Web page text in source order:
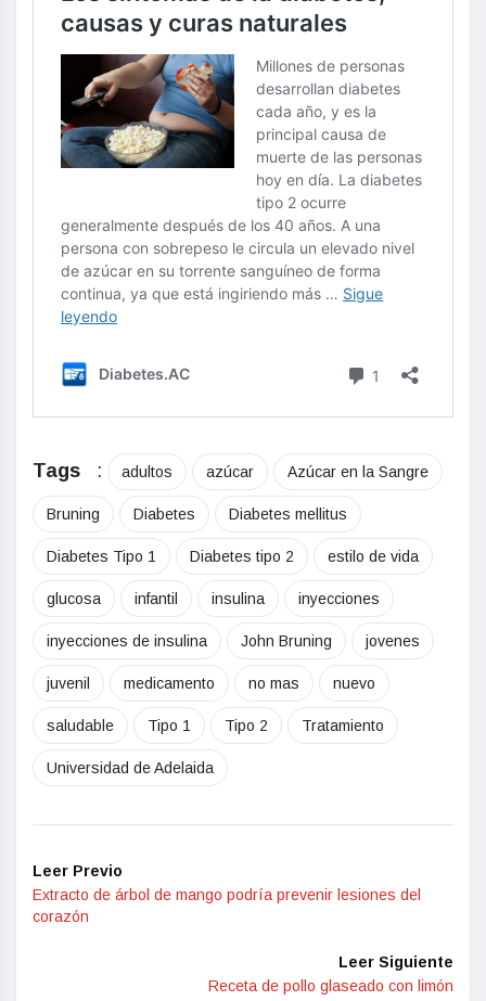
Tags : adultos azúcar Azúcar en la Sangre
Bruning Diabetes Diabetes mellitus
Diabetes Tipo 1 Diabetes tipo 2 estilo de vida
glucosa infantil insulina inyecciones
inyecciones de insulina John Bruning jovenes
juvenil medicamento no mas nuevo
saludable Tipo 1 Tipo 2 Tratamiento
Universidad de Adelaida
Leer Previo
Extracto de árbol de mango podría prevenir lesiones del
corazón
Leer Siguiente
Receta de pollo glaseado con limón